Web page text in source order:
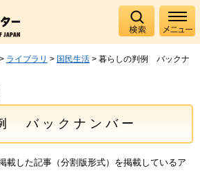
> ライブラリ > 国民生活 > 暮らしの判例 バックナ
バックナンバー
載した記事（分割版形式）を掲載しているア